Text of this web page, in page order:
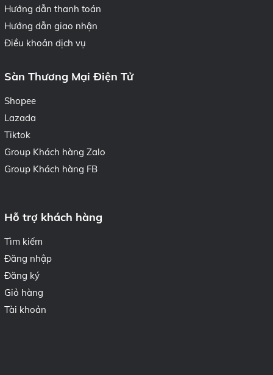
Hướng dẫn thanh toán
Hướng dẫn giao nhận
Điều khoản dịch vụ
Sàn Thương Mại Điện Tử
Shopee
Lazada
Tiktok
Group Khách hàng Zalo
Group Khách hàng FB
Hỗ trợ khách hàng
Tìm kiếm
Đăng nhập
Đăng ký
Giỏ hàng
Tài khoản